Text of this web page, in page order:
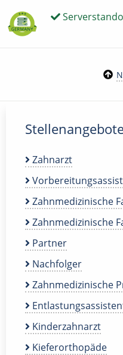
Zahnarzt
Zahnmedizinische
Zahnmedizinische
Partner
Nachfolger
Zahnmedizinische
Kinderzahnarzt
Kieferorthopäde